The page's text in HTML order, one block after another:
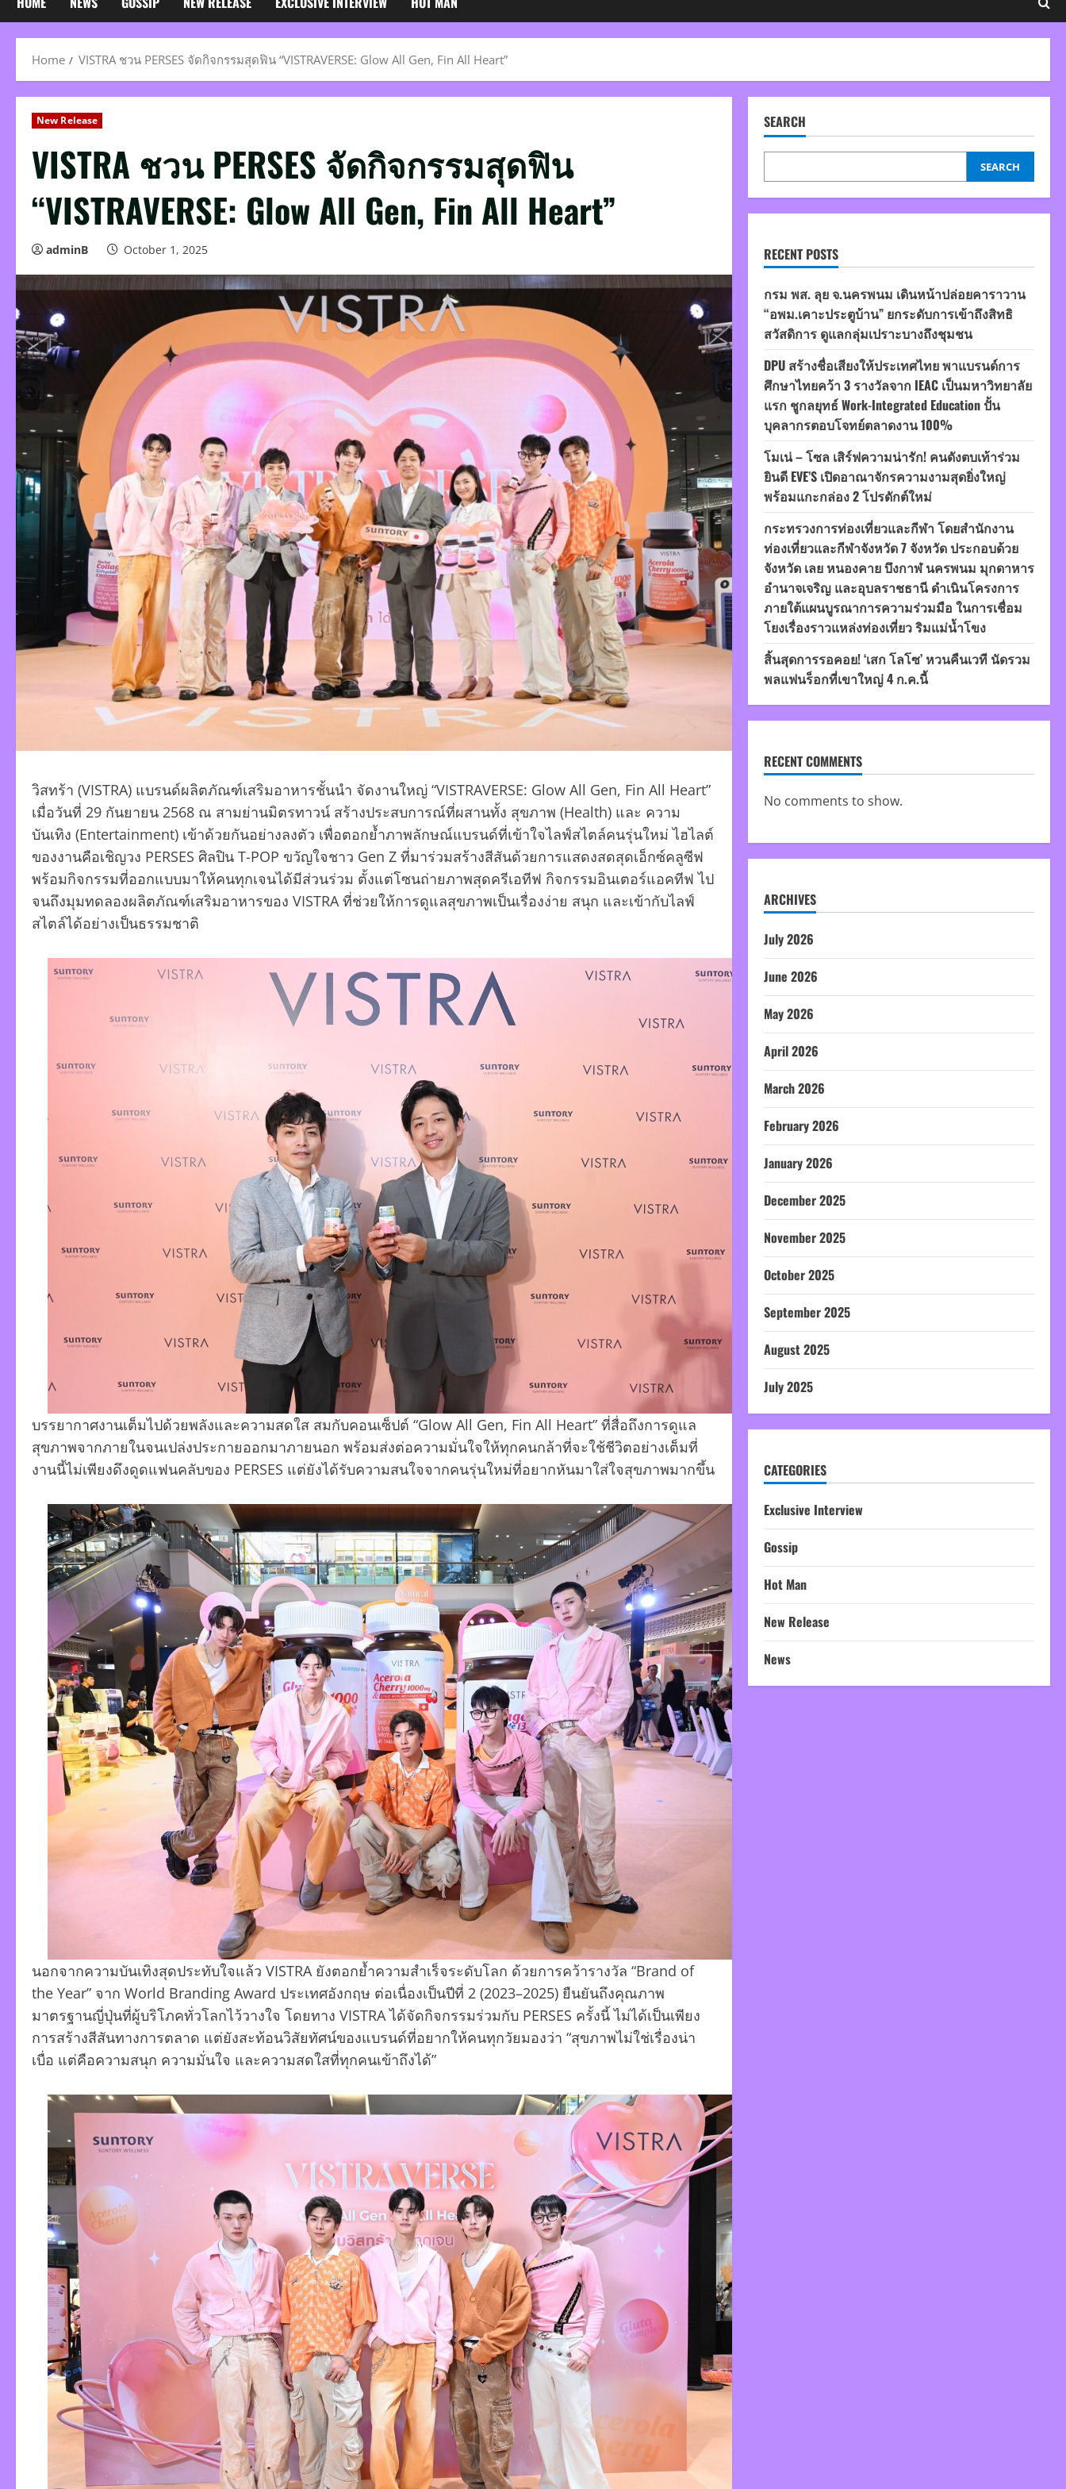
Home VISTRA ชวน PERSES จัดกิจกรรมสุดฟิน “VISTRAVERSE: Glow All Gen, Fin All Heart”
New Release
VISTRA ชวน PERSES จัดกิจกรรมสุดฟิน
“VISTRAVERSE: Glow All Gen, Fin All Heart”
adminB October 1, 2025
วิสทร้า (VISTRA) แบรนด์ผลิตภัณฑ์เสริมอาหารชั้นนำ จัดงานใหญ่ “VISTRAVERSE: Glow All Gen, Fin All Heart”
เมื่อวันที่ 29 กันยายน 2568 ณ สามย่านมิตรทาวน์ สร้างประสบการณ์ที่ผสานทั้ง สุขภาพ (Health) และ ความ
บันเทิง (Entertainment) เข้าด้วยกันอย่างลงตัว เพื่อตอกย้ำภาพลักษณ์แบรนด์ที่เข้าใจไลฟ์สไตล์คนรุ่นใหม่ ไฮไลต์
ของงานคือเชิญวง PERSES ศิลปิน T-POP ขวัญใจชาว Gen Z ที่มาร่วมสร้างสีสันด้วยการแสดงสดสุดเอ็กซ์คลูซีฟ
พร้อมกิจกรรมที่ออกแบบมาให้คนทุกเจนได้มีส่วนร่วม ตั้งแต่โซนถ่ายภาพสุดครีเอทีฟ กิจกรรมอินเตอร์แอคทีฟ ไป
จนถึงมุมทดลองผลิตภัณฑ์เสริมอาหารของ VISTRA ที่ช่วยให้การดูแลสุขภาพเป็นเรื่องง่าย สนุก และเข้ากับไลฟ์
สไตล์ได้อย่างเป็นธรรมชาติ
บรรยากาศงานเต็มไปด้วยพลังและความสดใส สมกับคอนเซ็ปต์ “Glow All Gen, Fin All Heart” ที่สื่อถึงการดูแล
สุขภาพจากภายในจนเปล่งประกายออกมาภายนอก พร้อมส่งต่อความมั่นใจให้ทุกคนกล้าที่จะใช้ชีวิตอย่างเต็มที่
งานนี้ไม่เพียงดึงดูดแฟนคลับของ PERSES แต่ยังได้รับความสนใจจากคนรุ่นใหม่ที่อยากหันมาใส่ใจสุขภาพมากขึ้น
นอกจากความบันเทิงสุดประทับใจแล้ว VISTRA ยังตอกย้ำความสำเร็จระดับโลก ด้วยการคว้ารางวัล “Brand of
the Year” จาก World Branding Award ประเทศอังกฤษ ต่อเนื่องเป็นปีที่ 2 (2023–2025) ยืนยันถึงคุณภาพ
มาตรฐานญี่ปุ่นที่ผู้บริโภคทั่วโลกไว้วางใจ โดยทาง VISTRA ได้จัดกิจกรรมร่วมกับ PERSES ครั้งนี้ ไม่ได้เป็นเพียง
การสร้างสีสันทางการตลาด แต่ยังสะท้อนวิสัยทัศน์ของแบรนด์ที่อยากให้คนทุกวัยมองว่า “สุขภาพไม่ใช่เรื่องน่า
เบื่อ แต่คือความสนุก ความมั่นใจ และความสดใสที่ทุกคนเข้าถึงได้”
SEARCH
SEARCH
RECENT POSTS
กรม พส. ลุย จ.นครพนม เดินหน้าปล่อยคาราวาน
“อพม.เคาะประตูบ้าน” ยกระดับการเข้าถึงสิทธิ
สวัสดิการ ดูแลกลุ่มเปราะบางถึงชุมชน
DPU สร้างชื่อเสียงให้ประเทศไทย พาแบรนด์การ
ศึกษาไทยคว้า 3 รางวัลจาก IEAC เป็นมหาวิทยาลัย
แรก ชูกลยุทธ์ Work-Integrated Education ปั้น
บุคลากรตอบโจทย์ตลาดงาน 100%
โมเน่ – โซล เสิร์ฟความน่ารัก! คนดังตบเท้าร่วม
ยินดี EVE’S เปิดอาณาจักรความงามสุดยิ่งใหญ่
พร้อมแกะกล่อง 2 โปรดักต์ใหม่
กระทรวงการท่องเที่ยวและกีฬา โดยสำนักงาน
ท่องเที่ยวและกีฬาจังหวัด 7 จังหวัด ประกอบด้วย
จังหวัด เลย หนองคาย บึงกาฬ นครพนม มุกดาหาร
อำนาจเจริญ และอุบลราชธานี ดำเนินโครงการ
ภายใต้แผนบูรณาการความร่วมมือ ในการเชื่อม
โยงเรื่องราวแหล่งท่องเที่ยว ริมแม่น้ำโขง
สิ้นสุดการรอคอย! ‘เสก โลโซ’ หวนคืนเวที นัดรวม
พลแฟนร็อกที่เขาใหญ่ 4 ก.ค.นี้
RECENT COMMENTS
No comments to show.
ARCHIVES
July 2026
June 2026
May 2026
April 2026
March 2026
February 2026
January 2026
December 2025
November 2025
October 2025
September 2025
August 2025
July 2025
CATEGORIES
Exclusive Interview
Gossip
Hot Man
New Release
News